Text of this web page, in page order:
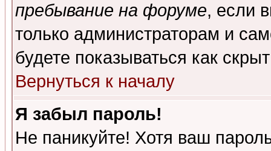
пребывание на форуме, если
только администраторам и
будете показываться как
Вернуться к началу
Я забыл пароль!
Не паникуйте! Хотя ваш